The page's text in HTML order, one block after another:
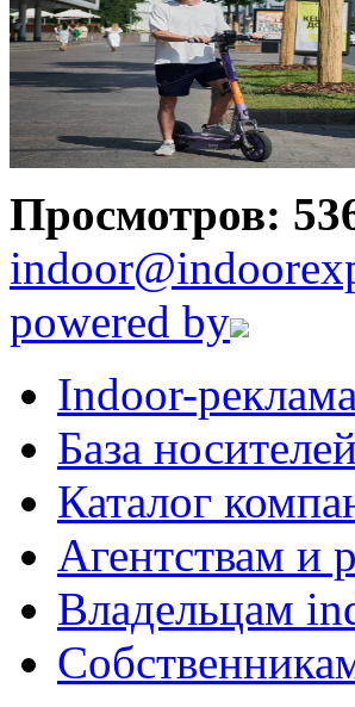
Просмотров:
powered by
Indoor-реклама
База носителей
Каталог
Агентствам и
Владельцам